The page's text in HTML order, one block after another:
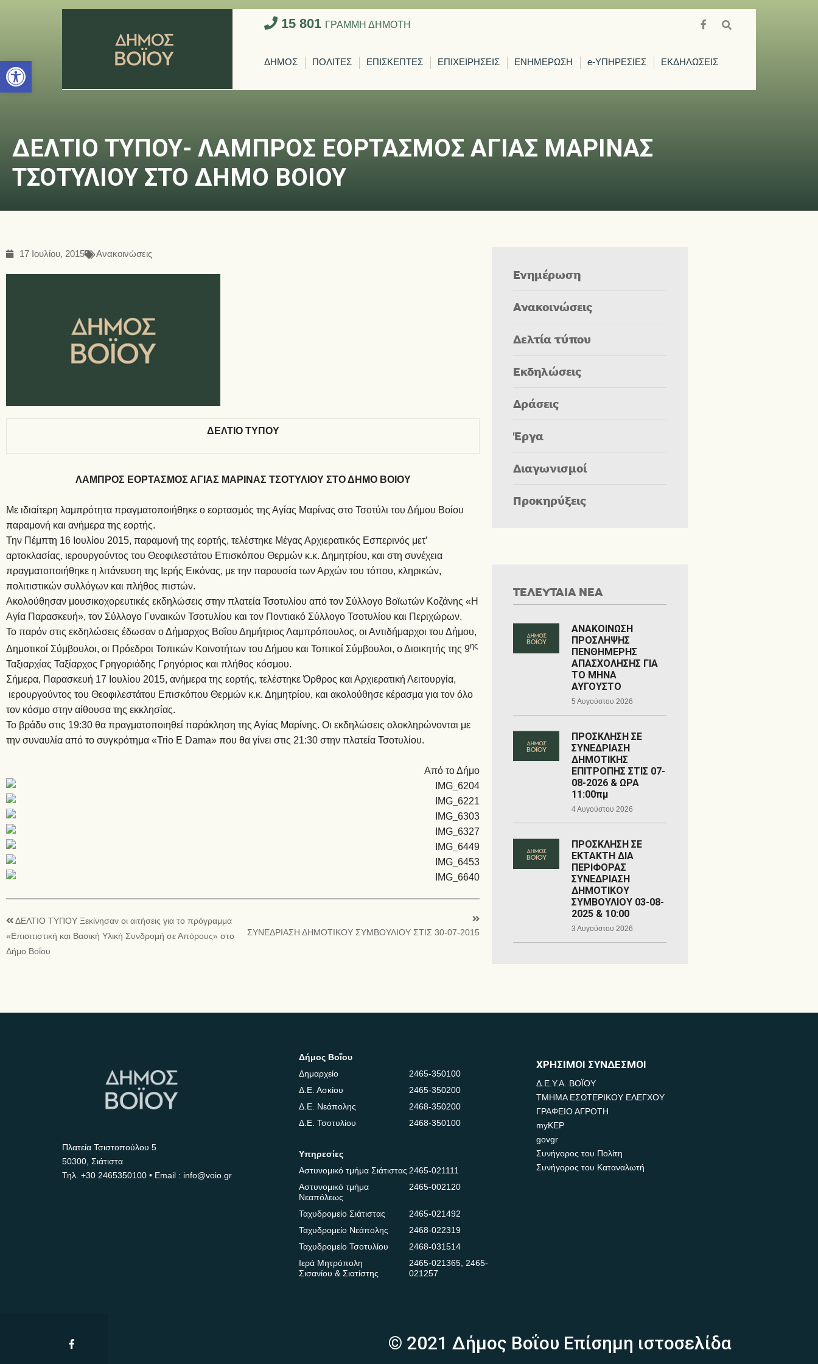
Ανοίξτε τη γραμμή εργαλείων
15 801 ΓΡΑΜΜΗ ΔΗΜΟΤΗ
ΔΗΜΟΣ ΠΟΛΙΤΕΣ ΕΠΙΣΚΕΠΤΕΣ ΕΠΙΧΕΙΡΗΣΕΙΣ ΕΝΗΜΕΡΩΣΗ e-ΥΠΗΡΕΣΙΕΣ ΕΚΔΗΛΩΣΕΙΣ
ΔΕΛΤΙΟ ΤΥΠΟΥ- ΛΑΜΠΡΟΣ ΕΟΡΤΑΣΜΟΣ ΑΓΙΑΣ ΜΑΡΙΝΑΣ
ΤΣΟΤΥΛΙΟΥ ΣΤΟ ΔΗΜΟ ΒΟΙΟΥ
17 Ιουλίου, 2015 Ανακοινώσεις
ΔΕΛΤΙΟ ΤΥΠΟΥ
ΛΑΜΠΡΟΣ ΕΟΡΤΑΣΜΟΣ ΑΓΙΑΣ ΜΑΡΙΝΑΣ ΤΣΟΤΥΛΙΟΥ ΣΤΟ ΔΗΜΟ ΒΟΙΟΥ
Με ιδιαίτερη λαμπρότητα πραγματοποιήθηκε ο εορτασμός της Αγίας Μαρίνας στο Τσοτύλι του Δήμου Βοίου
παραμονή και ανήμερα της εορτής.
Την Πέμπτη 16 Ιουλίου 2015, παραμονή της εορτής, τελέστηκε Μέγας Αρχιερατικός Εσπερινός μετ’
αρτοκλασίας, ιερουργούντος του Θεοφιλεστάτου Επισκόπου Θερμών κ.κ. Δημητρίου, και στη συνέχεια
πραγματοποιήθηκε η λιτάνευση της Ιερής Εικόνας, με την παρουσία των Αρχών του τόπου, κληρικών,
πολιτιστικών συλλόγων και πλήθος πιστών.
Ακολούθησαν μουσικοχορευτικές εκδηλώσεις στην πλατεία Τσοτυλίου από τον Σύλλογο Βοϊωτών Κοζάνης «Η
Αγία Παρασκευή», τον Σύλλογο Γυναικών Τσοτυλίου και τον Ποντιακό Σύλλογο Τσοτυλίου και Περιχώρων.
Το παρόν στις εκδηλώσεις έδωσαν ο Δήμαρχος Βοΐου Δημήτριος Λαμπρόπουλος, οι Αντιδήμαρχοι του Δήμου,
Δημοτικοί Σύμβουλοι, οι Πρόεδροι Τοπικών Κοινοτήτων του Δήμου και Τοπικοί Σύμβουλοι, ο Διοικητής της 9ης
Ταξιαρχίας Ταξίαρχος Γρηγοριάδης Γρηγόριος και πλήθος κόσμου.
Σήμερα, Παρασκευή 17 Ιουλίου 2015, ανήμερα της εορτής, τελέστηκε Όρθρος και Αρχιερατική Λειτουργία,
ιερουργούντος του Θεοφιλεστάτου Επισκόπου Θερμών κ.κ. Δημητρίου, και ακολούθησε κέρασμα για τον όλο
τον κόσμο στην αίθουσα της εκκλησίας.
Το βράδυ στις 19:30 θα πραγματοποιηθεί παράκληση της Αγίας Μαρίνης. Οι εκδηλώσεις ολοκληρώνονται με
την συναυλία από το συγκρότημα «Trio E Dama» που θα γίνει στις 21:30 στην πλατεία Τσοτυλίου.
Από το Δήμο
ΔΕΛΤΙΟ ΤΥΠΟΥ Ξεκίνησαν οι αιτήσεις για το πρόγραμμα
«Επισιτιστική και Βασική Υλική Συνδρομή σε Απόρους» στο
Δήμο Βοΐου
ΣΥΝΕΔΡΙΑΣΗ ΔΗΜΟΤΙΚΟΥ ΣΥΜΒΟΥΛΙΟΥ ΣΤΙΣ 30-07-2015
Ενημέρωση
Ανακοινώσεις
Δελτία τύπου
Εκδηλώσεις
Δράσεις
Έργα
Διαγωνισμοί
Προκηρύξεις
ΤΕΛΕΥΤΑΙΑ ΝΕΑ
ΑΝΑΚΟΙΝΩΣΗ
ΠΡΟΣΛΗΨΗΣ
ΠΕΝΘΗΜΕΡΗΣ
ΑΠΑΣΧΟΛΗΣΗΣ ΓΙΑ
ΤΟ ΜΗΝΑ
ΑΥΓΟΥΣΤΟ
5 Αυγούστου 2026
ΠΡΟΣΚΛΗΣΗ ΣΕ
ΣΥΝΕΔΡΙΑΣΗ
ΔΗΜΟΤΙΚΗΣ
ΕΠΙΤΡΟΠΗΣ ΣΤΙΣ 07-
08-2026 & ΩΡΑ
11:00πμ
4 Αυγούστου 2026
ΠΡΟΣΚΛΗΣΗ ΣΕ
ΕΚΤΑΚΤΗ ΔΙΑ
ΠΕΡΙΦΟΡΑΣ
ΣΥΝΕΔΡΙΑΣΗ
ΔΗΜΟΤΙΚΟΥ
ΣΥΜΒΟΥΛΙΟΥ 03-08-
2025 & 10:00
3 Αυγούστου 2026
Πλατεία Τσιστοπούλου 5
50300, Σιάτιστα
Τηλ. +30 2465350100 • Email : info@voio.gr
Δήμος Βοΐου
Δημαρχείο
2465-350100
Δ.Ε. Ασκίου
2465-350200
Δ.Ε. Νεάπολης
2468-350200
Δ.Ε. Τσοτυλίου
2468-350100
Υπηρεσίες
Αστυνομικό τμήμα Σιάτιστας2465-021111
Αστυνομικό τμήμα
Νεαπόλεως
2465-002120
Ταχυδρομείο Σιάτιστας
2465-021492
Ταχυδρομείο Νεάπολης
2468-022319
Ταχυδρομείο Τσοτυλίου
2468-031514
Ιερά Μητρόπολη
Σισανίου & Σιατίστης
2465-021365,2465-
021257
ΧΡΗΣΙΜΟΙ ΣΥΝΔΕΣΜΟΙ
Δ.Ε.Υ.Α. ΒΟΪΟΥ
ΤΜΗΜΑ ΕΣΩΤΕΡΙΚΟΥ ΕΛΕΓΧΟΥ
ΓΡΑΦΕΙΟ ΑΓΡΟΤΗ
myKEP
govgr
Συνήγορος του Πολίτη
Συνήγορος του Καταναλωτή
© 2021 Δήμος Βοΐου Επίσημη ιστοσελίδα